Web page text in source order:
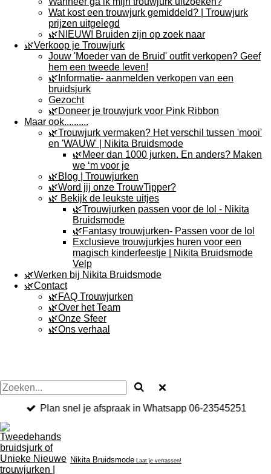
Wat kost een trouwjurk gemiddeld? | Trouwjurk
prijzen uitgelegd
🌿NIEUW! Bruiden zijn op zoek naar
🌿Verkoop je Trouwjurk
Jouw 'Moeder van de Bruid' outfit verkopen? Geef
hem een tweede leven!
🌿Informatie- aanmelden verkopen van een
bruidsjurk
Gezocht
🌿Doneer je trouwjurk voor Pink Ribbon
Maar ook..........
🌿Trouwjurk vermaken? Het verschil tussen 'mooi'
en 'WAUW' | Nikita Bruidsmode
🌿Meer dan 1000 jurken. En anders? Maken
we ‘m voor je
🌿Blog | Trouwjurken
🌿Word jij onze TrouwTipper?
🌿 Bekijk de leukste uitjes
🌿Trouwjurken passen voor de lol - Nikita
Bruidsmode
🌿Fantasy trouwjurken- Passen voor de lol
Exclusieve trouwjurkjes huren voor een
magisch kinderfeestje | Nikita Bruidsmode
Velp
🌿Werken bij Nikita Bruidsmode
🌿Contact
🌿FAQ Trouwjurken
🌿Over het Team
🌿Onze Sfeer
🌿Ons verhaal
Plan snel je afspraak in Whatsapp 06-23545251
NikitaBruidsmode Laat je verrassen!